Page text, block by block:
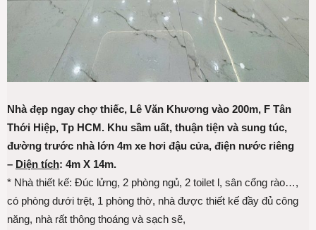
Nhà đẹp ngay chợ thiếc, Lê Văn Khương vào 200m, F Tân
Thới Hiệp, Tp HCM. Khu sầm uất, thuận tiện và sung túc,
đường trước nhà lớn 4m xe hơi đậu cửa, điện nước riêng
– Diện tích: 4m X 14m.
* Nhà thiết kế: Đúc lửng, 2 phòng ngủ, 2 toilet l, sân cổng rào…,
có phòng dưới trệt, 1 phòng thờ, nhà được thiết kế đầy đủ công
năng, nhà rất thông thoáng và sạch sẽ,